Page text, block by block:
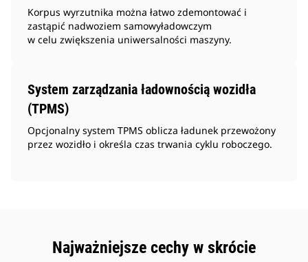
Korpus wyrzutnika można łatwo zdemontować i
zastąpić nadwoziem samowyładowczym
w celu zwiększenia uniwersalności maszyny.
System zarządzania ładownością wozidła
(TPMS)
Opcjonalny system TPMS oblicza ładunek przewożony
przez wozidło i określa czas trwania cyklu roboczego.
Najważniejsze cechy w skrócie